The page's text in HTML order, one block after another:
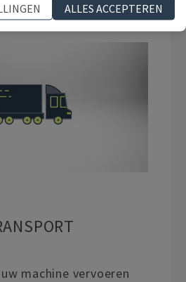
machine vervoeren
ALLES ACCEPTEREN